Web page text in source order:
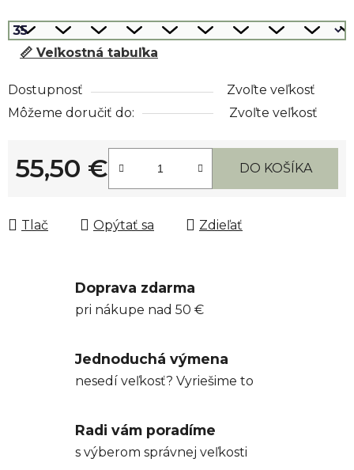
📏 Veľkostná tabuľka
Dostupnosť
Zvoľte veľkosť
Môžeme doručiť do:
Zvoľte veľkosť
55,50 €
Jednotková cena:
DO KOŠÍKA
Tlač Opýtať sa Zdieľať
Doprava zdarma
pri nákupe nad 50 €
Jednoduchá výmena
nesedí veľkosť? Vyriešime to
Radi vám poradíme
s výberom správnej veľkosti